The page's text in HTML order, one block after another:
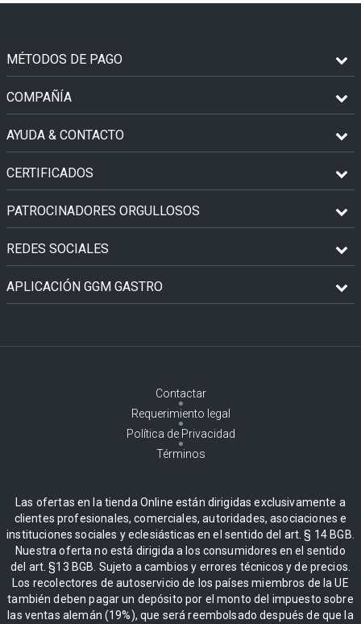
MÉTODOS DE PAGO
COMPAÑÍA
AYUDA & CONTACTO
CERTIFICADOS
PATROCINADORES ORGULLOSOS
REDES SOCIALES
APLICACIÓN GGM GASTRO
Contactar
Requerimiento legal
Política de Privacidad
Términos
Las ofertas en la tienda Online están dirigidas exclusivamente a
clientes profesionales, comerciales, autoridades, asociaciones e
instituciones sociales y eclesiásticas en el sentido del art. § 14 BGB.
Nuestra oferta no está dirigida a los consumidores en el sentido
del art. §13 BGB. Sujeto a cambios y errores técnicos y de precios.
Los recolectores de autoservicio de los países miembros de la UE
también deben pagar un depósito por el monto del impuesto sobre
las ventas alemán (19%), que será reembolsado después de que la